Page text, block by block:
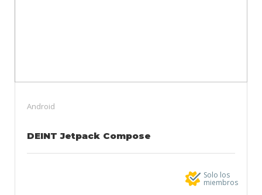
Android
DEINT Jetpack Compose
Solo los
miembros